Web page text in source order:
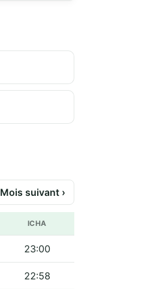
Mois suivant ›
ICHA
23:00
22:58